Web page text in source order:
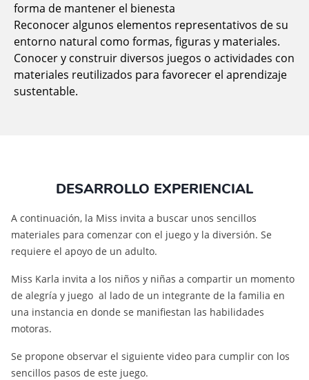
forma de mantener el bienesta
Reconocer algunos elementos representativos de su
entorno natural como formas, figuras y materiales.
Conocer y construir diversos juegos o actividades con
materiales reutilizados para favorecer el aprendizaje
sustentable.
DESARROLLO EXPERIENCIAL
A continuación, la Miss invita a buscar unos sencillos
materiales para comenzar con el juego y la diversión. Se
requiere el apoyo de un adulto.
Miss Karla invita a los niños y niñas a compartir un momento
de alegría y juego al lado de un integrante de la familia en
una instancia en donde se manifiestan las habilidades
motoras.
Se propone observar el siguiente video para cumplir con los
sencillos pasos de este juego.